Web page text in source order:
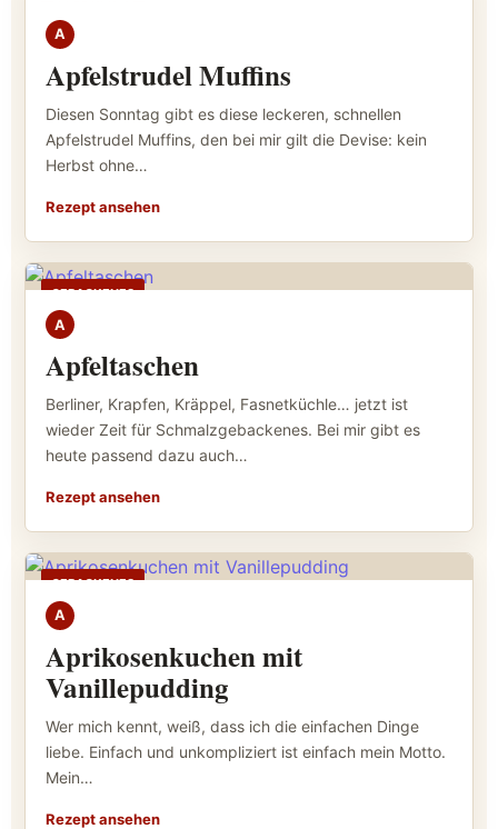
A
Apfelstrudel Muffins
Diesen Sonntag gibt es diese leckeren, schnellen
Apfelstrudel Muffins, den bei mir gilt die Devise: kein
Herbst ohne…
Rezept ansehen
GEBACKENES
A
Apfeltaschen
Berliner, Krapfen, Kräppel, Fasnetküchle… jetzt ist
wieder Zeit für Schmalzgebackenes. Bei mir gibt es
heute passend dazu auch…
Rezept ansehen
GEBACKENES
A
Aprikosenkuchen mit
Vanillepudding
Wer mich kennt, weiß, dass ich die einfachen Dinge
liebe. Einfach und unkompliziert ist einfach mein Motto.
Mein…
Rezept ansehen